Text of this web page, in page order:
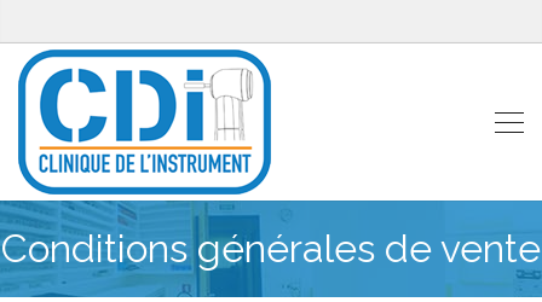
Conditions générales de vente